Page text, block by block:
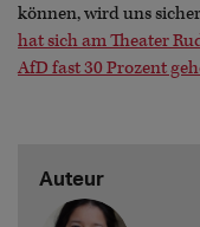
können, wird uns
hat sich am Theater
AfD fast 30 Prozent
Auteur